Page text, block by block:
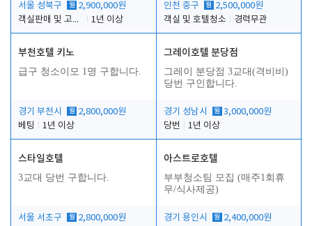
서울 성북구 월 2,900,000원
객실판매 및 고객응대
1년 이상
인천 중구 월 2,500,000원
객실 및 호텔청소
경력무관
부천호텔 키노
급구 청소이모 1명 구합니다.
경기 부천시 월 2,800,000원
베팅
1년 이상
그레이호텔 분당점
그레이 분당점 3교대(격비비)
당번 구인합니다.
경기 성남시 월 3,000,000원
당번
1년 이상
스타일호텔
3교대 당번 구합니다.
서울 서초구 월 2,800,000원
아스트로호텔
부부청소팀 모집 (매주1회휴
무/식사제공)
경기 용인시 월 2,400,000원